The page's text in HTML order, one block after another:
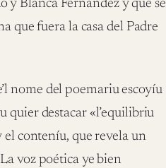
y Blanca Fernández y que se
que fuera la casa del Padre
nome del poemariu escoyíu
quier destacar «l’equilibriu
el conteníu, que revela un
voz poética ye bien